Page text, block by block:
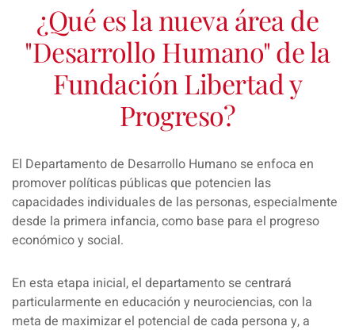
¿Qué es la nueva área de
"Desarrollo Humano" de la
Fundación Libertad y
Progreso?
El Departamento de Desarrollo Humano se enfoca en
promover políticas públicas que potencien las
capacidades individuales de las personas, especialmente
desde la primera infancia, como base para el progreso
económico y social.
En esta etapa inicial, el departamento se centrará
particularmente en educación y neurociencias, con la
meta de maximizar el potencial de cada persona y, a